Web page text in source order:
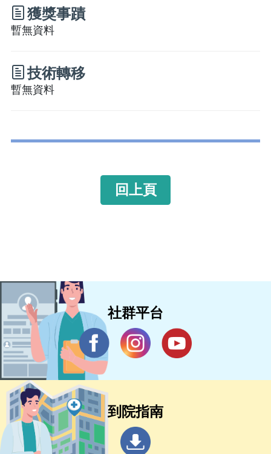
獲獎事蹟
暫無資料
技術轉移
暫無資料
回上頁
社群平台
到院指南